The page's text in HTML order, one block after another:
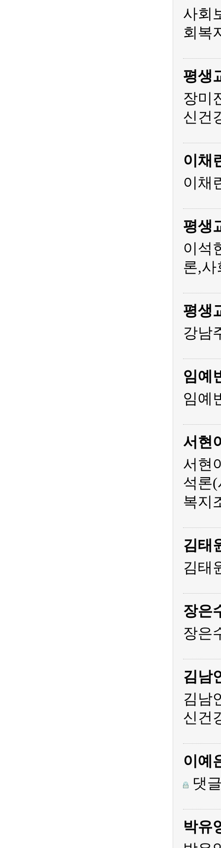
사회
회복
평생
장미
신건
이채
이채
평생
이석
론,사
평생
강남
임예
임예
서현
서현
석론
복지
김태
김태
장은
장은
김남
김남
신건
이예
댓
박유